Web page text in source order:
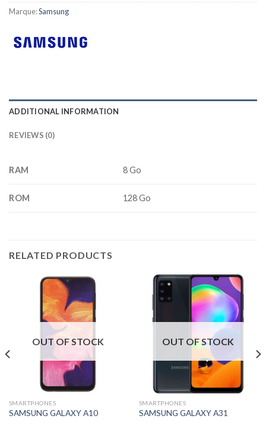
Marque:Samsung
ADDITIONAL INFORMATION
REVIEWS (0)
RAM 8 Go
ROM 128 Go
RELATED PRODUCTS
OUT OF STOCK
SMARTPHONES
SAMSUNG GALAXY A10
OUT OF STOCK
SMARTPHONES
SAMSUNG GALAXY A31